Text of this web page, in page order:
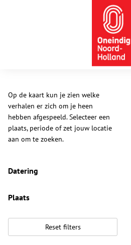
Op de kaart kun je zien welke
verhalen er zich om je heen
hebben afgespeeld. Selecteer een
plaats, periode of zet jouw locatie
aan om te zoeken.
Datering
Plaats
Reset filters